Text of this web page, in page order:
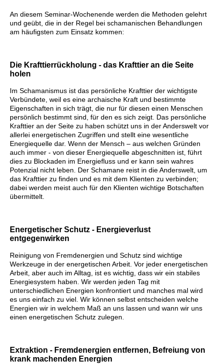
An diesem Seminar-Wochenende werden die Methoden gelehrt
und geübt, die in der Regel bei schamanischen Behandlungen
am häufigsten zum Einsatz kommen:
Die Krafttierrückholung - das Krafttier an die Seite
holen
Im Schamanismus ist das persönliche Krafttier der wichtigste
Verbündete, weil es eine archaische Kraft und bestimmte
Eigenschaften in sich trägt, die nur für diesen einen Menschen
persönlich bestimmt sind, für den es sich zeigt. Das persönliche
Krafttier an der Seite zu haben schützt uns in der Anderswelt vor
allerlei energetischen Zugriffen und stellt eine wesentliche
Energiequelle dar. Wenn der Mensch – aus welchen Gründen
auch immer - von dieser Energiequelle abgeschnitten ist, führt
dies zu Blockaden im Energiefluss und er kann sein wahres
Potenzial nicht leben. Der Schamane reist in die Anderswelt, um
das Krafttier zu finden und es mit dem Klienten zu verbinden;
dabei werden meist auch für den Klienten wichtige Botschaften
übermittelt.
Energetischer Schutz - Energieverlust
entgegenwirken
Reinigung von Fremdenergien und Schutz sind wichtige
Werkzeuge in der energetischen Arbeit. Vor jeder energetischen
Arbeit, aber auch im Alltag, ist es wichtig, dass wir ein stabiles
Energiesystem haben. Wir werden jeden Tag mit
unterschiedlichen Energien konfrontiert und manches mal wird
es uns einfach zu viel. Wir können selbst entscheiden welche
Energien wir in welchem Maß an uns lassen und wann wir uns
einen energetischen Schutz zulegen.
Extraktion - Fremdenergien entfernen, Befreiung von
krank machenden Energien